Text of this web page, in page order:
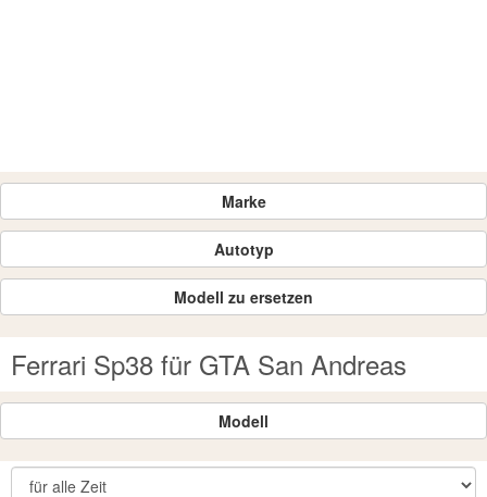
Marke
Autotyp
Modell zu ersetzen
Ferrari Sp38 für GTA San Andreas
Modell